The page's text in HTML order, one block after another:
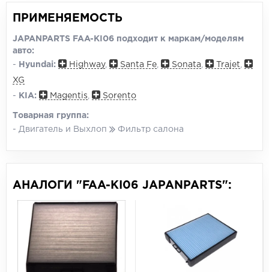
ПРИМЕНЯЕМОСТЬ
JAPANPARTS FAA-KI06 подходит к маркам/моделям
авто:
-
Hyundai: Highway, Santa Fe Sonata Trajet
XG
- KIA: Magentis Sorento
Товарная группа:
- Двигатель и Выхлоп
Фильтр салона
АНАЛОГИ "FAA-KI06 JAPANPARTS":